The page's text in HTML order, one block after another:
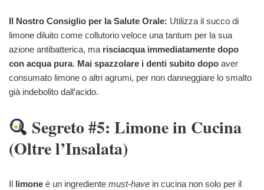
Il Nostro Consiglio per la Salute Orale: Utilizza il succo di
limone diluito come collutorio veloce una tantum per la sua
azione antibatterica, ma risciacqua immediatamente dopo
con acqua pura. Mai spazzolare i denti subito dopo aver
consumato limone o altri agrumi, per non danneggiare lo smalto
già indebolito dall’acido.
Segreto #5: Limone in Cucina
(Oltre l’Insalata)
Il limone è un ingrediente must-have in cucina non solo per il